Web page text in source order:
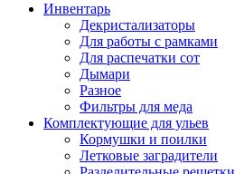
Инвентарь
Декристализаторы
Для работы с рамками
Для распечатки сот
Дымари
Разное
Фильтры для меда
Комплектующие для ульев
Кормушки и поилки
Летковые заградители